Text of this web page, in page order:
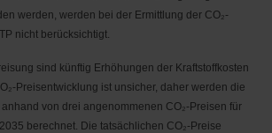
werden, werden bei der Ermittlung der CO₂-
nicht berücksichtigt.
sind künftig Erhöhungen der Kraftstoffkosten
Preisentwicklung ist unsicher, daher werden die
von drei angenommenen CO₂-Preisen für
berechnet. Die tatsächlichen CO₂-Preise